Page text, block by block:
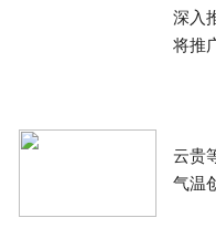
深入
将推
云贵
气温